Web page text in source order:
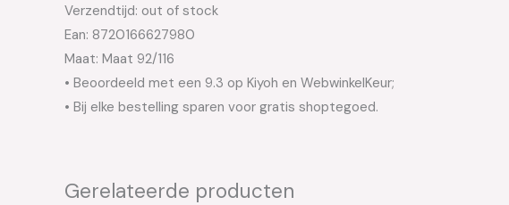
Verzendtijd: out of stock
Ean: 8720166627980
Maat: Maat 92/116
• Beoordeeld met een 9.3 op Kiyoh en WebwinkelKeur;
• Bij elke bestelling sparen voor gratis shoptegoed.
Gerelateerde producten